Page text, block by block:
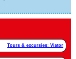
Tours & excursies: Viator